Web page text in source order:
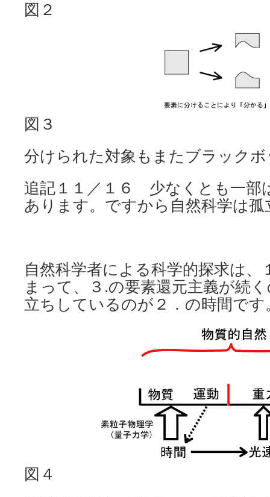
図２
図３
分けられた対象もまたブラック
追記１１／１６ 少なくとも一部
あります。ですから自然科学は
自然科学者による科学的探求は、
まって、３.の要素還元主義が続
立ちしているのが２．の時間です
図４